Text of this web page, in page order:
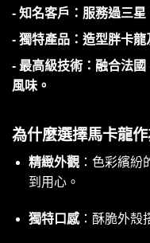
- 知名客戶：服務過三
- 獨特產品：造型胖卡龍
- 最高級技術：融合法
風味。
為什麼選擇馬卡龍
精緻外觀：色彩繽紛
到用心。
獨特口感：酥脆外殼